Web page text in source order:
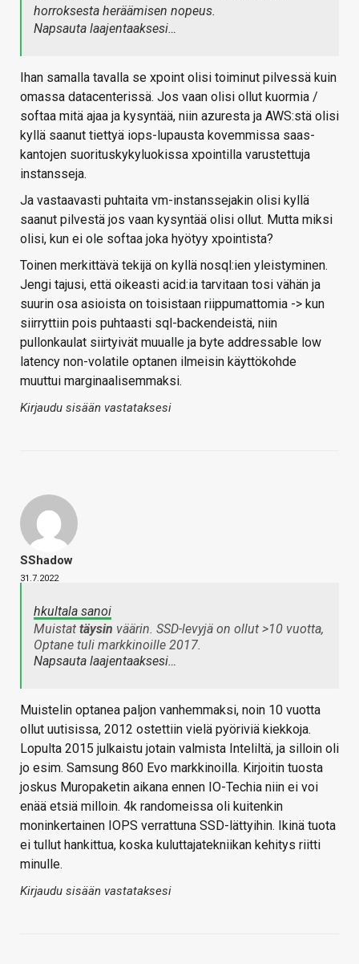
horroksesta heräämisen nopeus.
Napsauta laajentaaksesi…
Ihan samalla tavalla se xpoint olisi toiminut pilvessä kuin
omassa datacenterissä. Jos vaan olisi ollut kuormia /
softaa mitä ajaa ja kysyntää, niin azuresta ja AWS:stä olisi
kyllä saanut tiettyä iops-lupausta kovemmissa saas-
kantojen suorituskykyluokissa xpointilla varustettuja
instansseja.
Ja vastaavasti puhtaita vm-instanssejakin olisi kyllä
saanut pilvestä jos vaan kysyntää olisi ollut. Mutta miksi
olisi, kun ei ole softaa joka hyötyy xpointista?
Toinen merkittävä tekijä on kyllä nosql:ien yleistyminen.
Jengi tajusi, että oikeasti acid:ia tarvitaan tosi vähän ja
suurin osa asioista on toisistaan riippumattomia -> kun
siirryttiin pois puhtaasti sql-backendeistä, niin
pullonkaulat siirtyivät muualle ja byte addressable low
latency non-volatile optanen ilmeisin käyttökohde
muuttui marginaalisemmaksi.
Kirjaudu sisään vastataksesi
SShadow
31.7.2022
hkultala sanoi
Muistat täysin väärin. SSD-levyjä on ollut >10 vuotta,
Optane tuli markkinoille 2017.
Napsauta laajentaaksesi…
Muistelin optanea paljon vanhemmaksi, noin 10 vuotta
ollut uutisissa, 2012 ostettiin vielä pyöriviä kiekkoja.
Lopulta 2015 julkaistu jotain valmista Inteliltä, ja silloin oli
jo esim. Samsung 860 Evo markkinoilla. Kirjoitin tuosta
joskus Muropaketin aikana ennen IO-Techia niin ei voi
enää etsiä milloin. 4k randomeissa oli kuitenkin
moninkertainen IOPS verrattuna SSD-lättyihin. Ikinä tuota
ei tullut hankittua, koska kuluttajatekniikan kehitys riitti
minulle.
Kirjaudu sisään vastataksesi